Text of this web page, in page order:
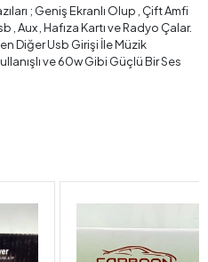
; Geniş Ekranlı Olup , Çift Amfi
, Aux , Hafıza Kartı ve Radyo Çalar.
Diğer Usb Girişi İle Müzik
ve 60w Gibi Güçlü Bir Ses